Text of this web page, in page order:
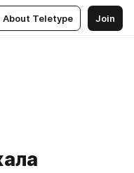
About Teletype Join